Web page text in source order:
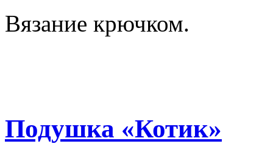
Вязание крючком.
Подушка «Котик»